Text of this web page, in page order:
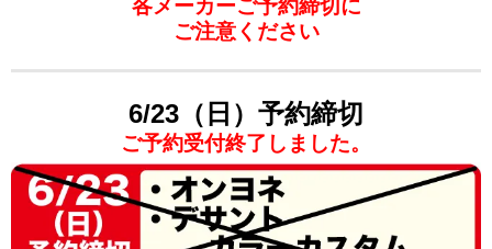
各メーカーご予約締切に
ご注意ください
6/23（日）予約締切
ご予約受付終了しました。